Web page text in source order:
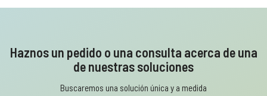
Haznos un pedido o una consulta acerca de una
de nuestras soluciones
Buscaremos una solución única y a medida